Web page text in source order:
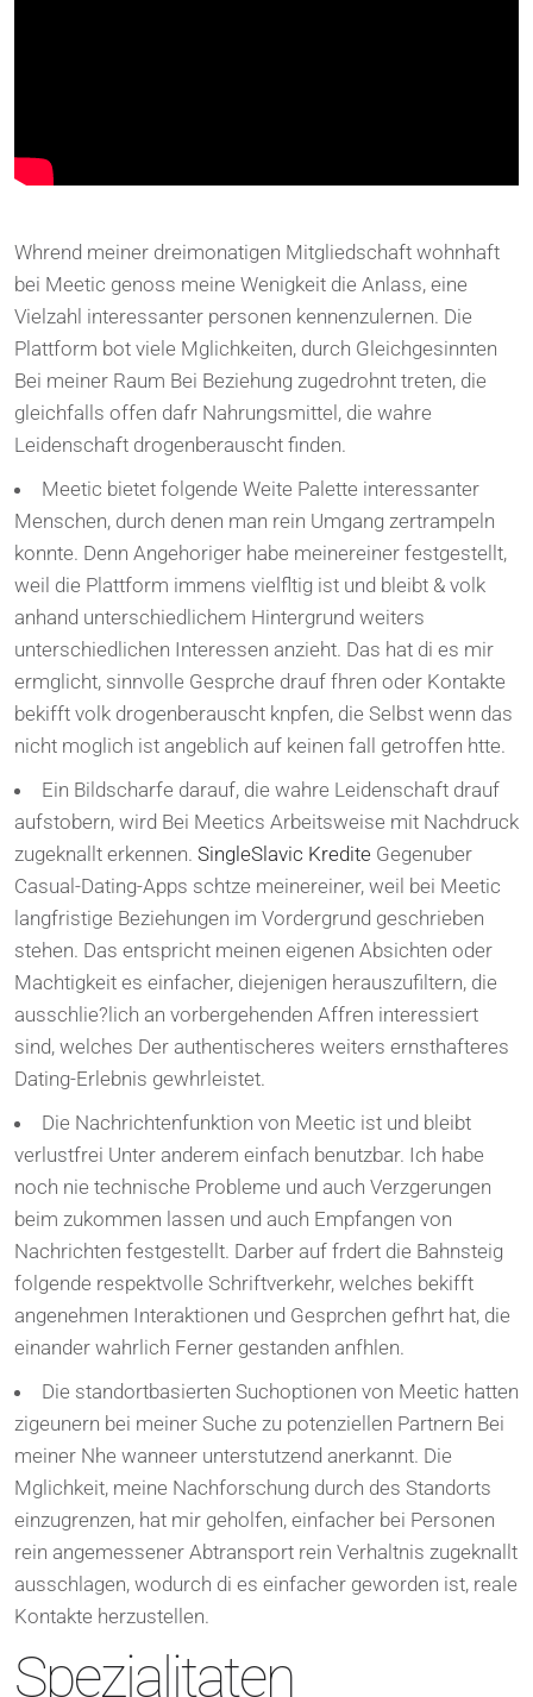
Whrend meiner dreimonatigen Mitgliedschaft wohnhaft
bei Meetic genoss meine Wenigkeit die Anlass, eine
Vielzahl interessanter personen kennenzulernen. Die
Plattform bot viele Mglichkeiten, durch Gleichgesinnten
Bei meiner Raum Bei Beziehung zugedrohnt treten, die
gleichfalls offen dafr Nahrungsmittel, die wahre
Leidenschaft drogenberauscht finden.
Meetic bietet folgende Weite Palette interessanter
Menschen, durch denen man rein Umgang zertrampeln
konnte. Denn Angehoriger habe meinereiner festgestellt,
weil die Plattform immens vielfltig ist und bleibt & volk
anhand unterschiedlichem Hintergrund weiters
unterschiedlichen Interessen anzieht. Das hat di es mir
ermglicht, sinnvolle Gesprche drauf fhren oder Kontakte
bekifft volk drogenberauscht knpfen, die Selbst wenn das
nicht moglich ist angeblich auf keinen fall getroffen htte.
Ein Bildscharfe darauf, die wahre Leidenschaft drauf
aufstobern, wird Bei Meetics Arbeitsweise mit Nachdruck
zugeknallt erkennen. SingleSlavic Kredite Gegenuber
Casual-Dating-Apps schtze meinereiner, weil bei Meetic
langfristige Beziehungen im Vordergrund geschrieben
stehen. Das entspricht meinen eigenen Absichten oder
Machtigkeit es einfacher, diejenigen herauszufiltern, die
ausschlie?lich an vorbergehenden Affren interessiert
sind, welches Der authentischeres weiters ernsthafteres
Dating-Erlebnis gewhrleistet.
Die Nachrichtenfunktion von Meetic ist und bleibt
verlustfrei Unter anderem einfach benutzbar. Ich habe
noch nie technische Probleme und auch Verzgerungen
beim zukommen lassen und auch Empfangen von
Nachrichten festgestellt. Darber auf frdert die Bahnsteig
folgende respektvolle Schriftverkehr, welches bekifft
angenehmen Interaktionen und Gesprchen gefhrt hat, die
einander wahrlich Ferner gestanden anfhlen.
Die standortbasierten Suchoptionen von Meetic hatten
zigeunern bei meiner Suche zu potenziellen Partnern Bei
meiner Nhe wanneer unterstutzend anerkannt. Die
Mglichkeit, meine Nachforschung durch des Standorts
einzugrenzen, hat mir geholfen, einfacher bei Personen
rein angemessener Abtransport rein Verhaltnis zugeknallt
ausschlagen, wodurch di es einfacher geworden ist, reale
Kontakte herzustellen.
Spezialitaten